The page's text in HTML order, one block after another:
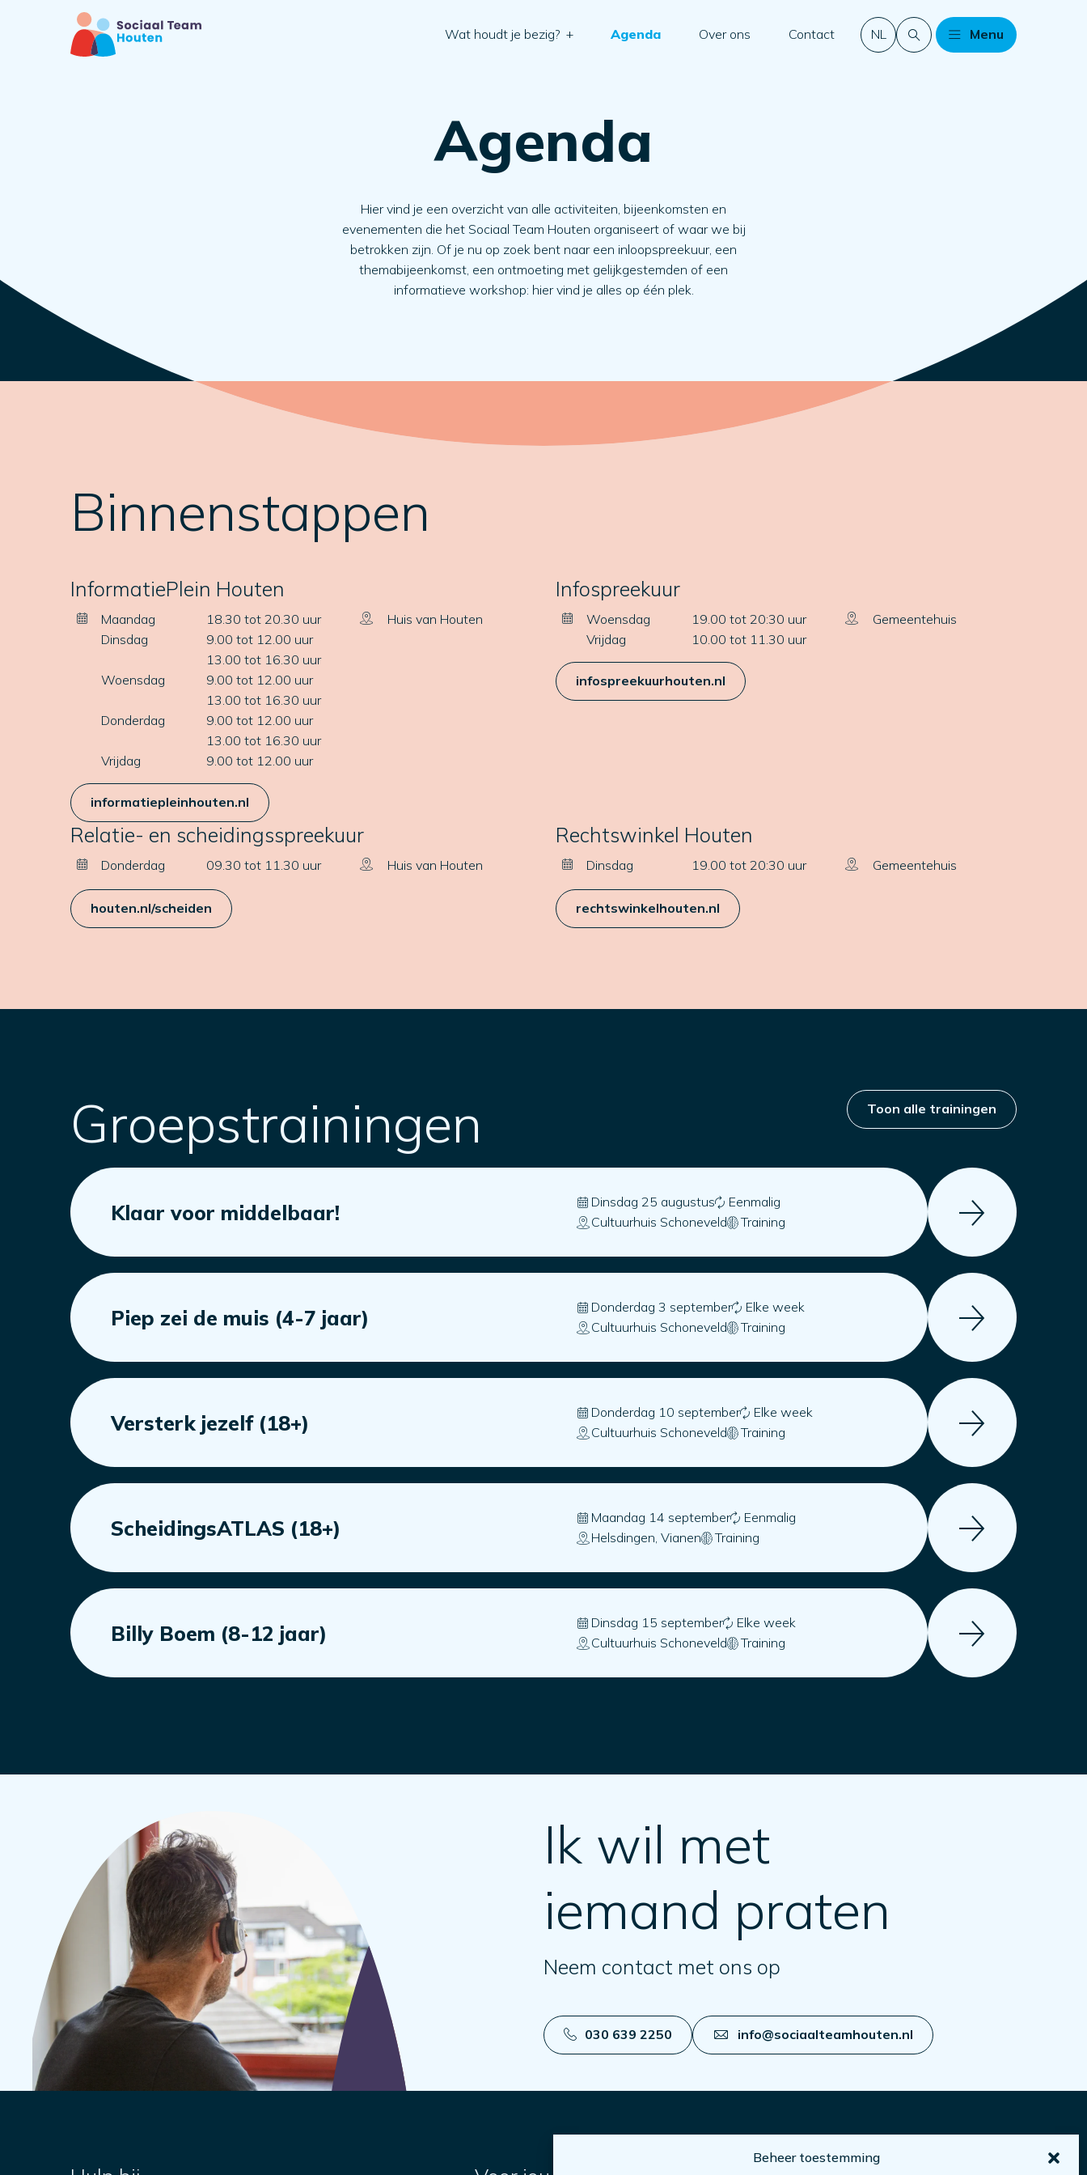
Beheer toestemming
Wat houdt je bezig? + Agenda Over ons Contact NL Menu
Agenda
Hier vind je een overzicht van alle activiteiten, bijeenkomsten en
evenementen die het Sociaal Team Houten organiseert of waar we bij
betrokken zijn. Of je nu op zoek bent naar een inloopspreekuur, een
themabijeenkomst, een ontmoeting met gelijkgestemden of een
informatieve workshop: hier vind je alles op één plek.
Binnenstappen
InformatiePlein Houten
Maandag
18.30 tot 20.30 uur
Dinsdag
9.00 tot 12.00 uur
13.00 tot 16.30 uur
Woensdag
9.00 tot 12.00 uur
13.00 tot 16.30 uur
Donderdag
9.00 tot 12.00 uur
13.00 tot 16.30 uur
Vrijdag
9.00 tot 12.00 uur
Huis van Houten
informatiepleinhouten.nl
Infospreekuur
Woensdag
19.00 tot 20:30 uur
Vrijdag
10.00 tot 11.30 uur
Gemeentehuis
infospreekuurhouten.nl
Relatie- en scheidingsspreekuur
Donderdag 09.30 tot 11.30 uur Huis van Houten
houten.nl/scheiden
Rechtswinkel Houten
Dinsdag 19.00 tot 20:30 uur Gemeentehuis
rechtswinkelhouten.nl
Groepstrainingen Toon alle trainingen
Klaar voor middelbaar! Dinsdag 25 augustus
Eenmalig
Cultuurhuis Schoneveld
Training
Piep zei de muis (4-7 jaar) Donderdag 3 september
Elke week
Cultuurhuis Schoneveld
Training
Versterk jezelf (18+) Donderdag 10 september
Elke week
Cultuurhuis Schoneveld
Training
ScheidingsATLAS (18+) Maandag 14 september
Eenmalig
Helsdingen, Vianen
Training
Billy Boem (8-12 jaar) Dinsdag 15 september
Elke week
Cultuurhuis Schoneveld
Training
Ik wil met
iemand praten
Neem contact met ons op
030 639 2250 info@sociaalteamhouten.nl